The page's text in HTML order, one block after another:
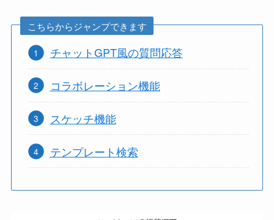
こちらからジャンプできます
チャットGPT風の質問応答
コラボレーション機能
スケッチ機能
テンプレート検索